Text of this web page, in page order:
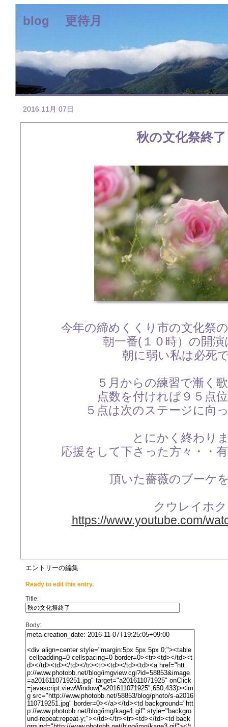
blog 更待月
2016 11月 07日
秋の文化祭終了
今年の締めくくり市の文化祭
朝一番(１０時）の開
朝に弱い私は必死
５月からの練習で漸く
点数を付ければ９５点
５点は次のステージに向
とにかく終わり
応援をして下さった方々・・
頂いた薔薇のブーケ
クウレイホ
https://www.youtube.com/
エントリーの編集
Ready to edit this entry.
Title:
Body: